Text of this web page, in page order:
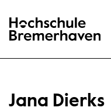
Hochschule Bremerhaven
Jana Dierks